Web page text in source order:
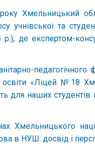
Хмельницький
учнівської та
р.), де експертом-
педагогічного
освіти «Ліцей №18
для наших
Хмельницького
в НУШ: досвід і